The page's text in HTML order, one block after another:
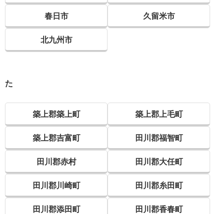
春日市 久留米市
北九州市
た
築上郡築上町 築上郡上毛町
築上郡吉富町 田川郡福智町
田川郡赤村 田川郡大任町
田川郡川崎町 田川郡糸田町
田川郡添田町 田川郡香春町